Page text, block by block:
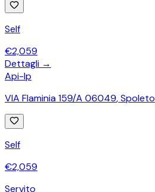
Self
€2,059
Dettagli →
Api-Ip
VIA Flaminia 159/A 06049,Spoleto
Self
€2,059
Servito